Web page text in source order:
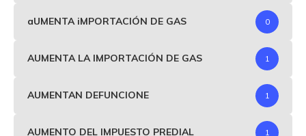
aUMENTA iMPORTACIÓN DE GAS 0
AUMENTA LA IMPORTACIÓN DE GAS 1
AUMENTAN DEFUNCIONE 1
AUMENTO DEL IMPUESTO PREDIAL 1